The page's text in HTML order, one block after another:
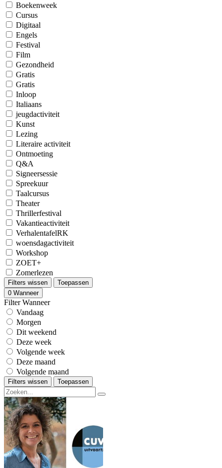
Boekenweek
Cursus
Digitaal
Engels
Festival
Film
Gezondheid
Gratis
Gratis
Inloop
Italiaans
jeugdactiviteit
Kunst
Lezing
Literaire activiteit
Ontmoeting
Q&A
Signeersessie
Spreekuur
Taalcursus
Theater
Thrillerfestival
Vakantieactiviteit
VerhalentafelRK
woensdagactiviteit
Workshop
ZOET+
Zomerlezen
Filters wissen
Toepassen
0 Wanneer
Filter Wanneer
Vandaag
Morgen
Dit weekend
Deze week
Volgende week
Deze maand
Volgende maand
Filters wissen Toepassen